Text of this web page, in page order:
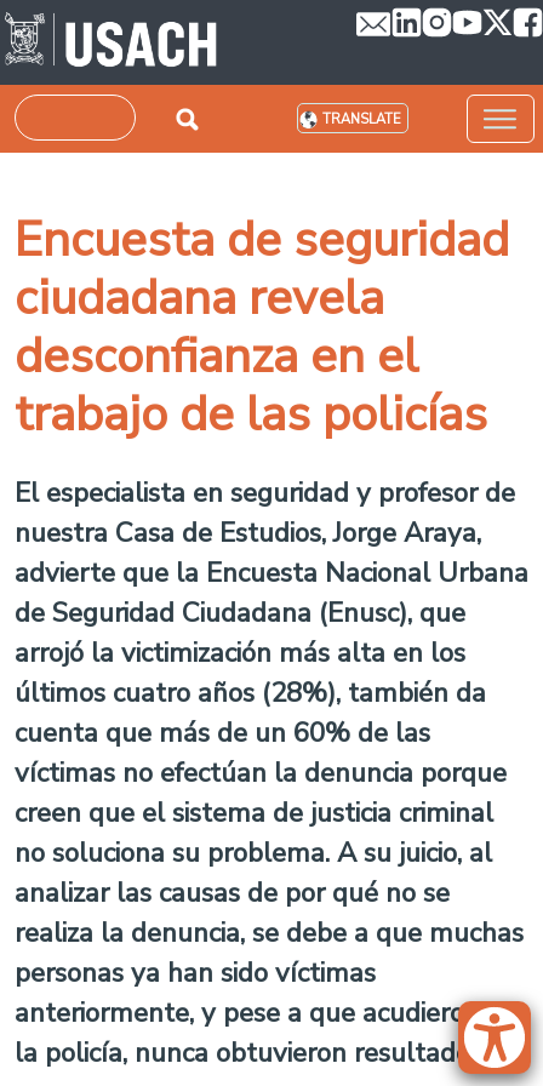
Skip to main content
Search TRANSLATE
Encuesta de seguridad
ciudadana revela
desconfianza en el
trabajo de las policías
El especialista en seguridad y profesor de
nuestra Casa de Estudios, Jorge Araya,
advierte que la Encuesta Nacional Urbana
de Seguridad Ciudadana (Enusc), que
arrojó la victimización más alta en los
últimos cuatro años (28%), también da
cuenta que más de un 60% de las
víctimas no efectúan la denuncia porque
creen que el sistema de justicia criminal
no soluciona su problema. A su juicio, al
analizar las causas de por qué no se
realiza la denuncia, se debe a que muchas
personas ya han sido víctimas
anteriormente, y pese a que acudieron a
la policía, nunca obtuvieron resultados.